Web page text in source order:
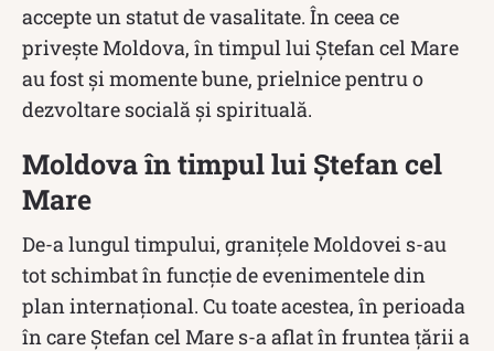
accepte un statut de vasalitate. În ceea ce
priveşte Moldova, în timpul lui Ștefan cel Mare
au fost și momente bune, prielnice pentru o
dezvoltare socială și spirituală.
Moldova în timpul lui Ștefan cel
Mare
De-a lungul timpului, granițele Moldovei s-au
tot schimbat în funcție de evenimentele din
plan internațional. Cu toate acestea, în perioada
în care Ștefan cel Mare s-a aflat în fruntea țării a